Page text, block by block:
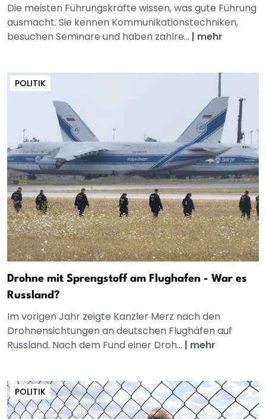
Die meisten Führungskräfte wissen, was gute Führung
ausmacht. Sie kennen Kommunikationstechniken,
besuchen Seminare und haben zahlre... | mehr
POLITIK
Drohne mit Sprengstoff am Flughafen - War es
Russland?
Im vorigen Jahr zeigte Kanzler Merz nach den
Drohnensichtungen an deutschen Flughäfen auf
Russland. Nach dem Fund einer Droh... | mehr
POLITIK